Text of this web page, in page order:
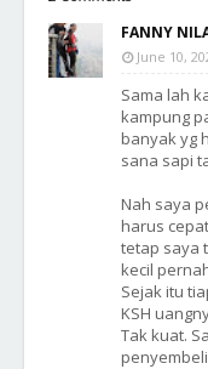
FANNY
June 10,
Sama lah
kampung
banyak yg
sana sapi
Nah saya
harus
tetap saya
kecil
Sejak itu
KSH
Tak kuat.